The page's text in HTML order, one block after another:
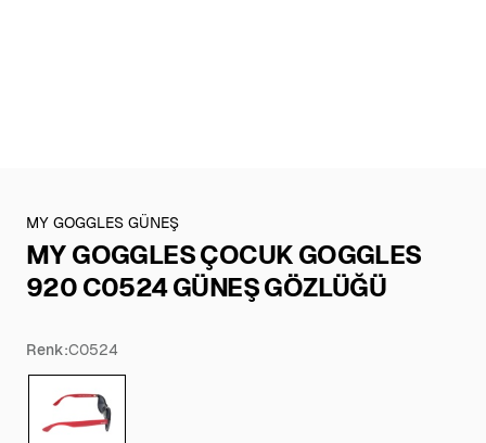
MY GOGGLES GÜNEŞ
MY GOGGLES ÇOCUK GOGGLES
920 C0524 GÜNEŞ GÖZLÜĞÜ
Renk:C0524